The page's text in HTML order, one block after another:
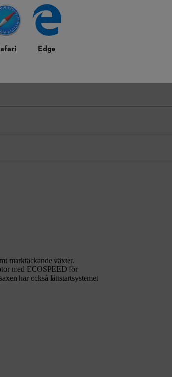
marktäckande växter.
med ECOSPEED för
har också lättstartsystemet
Edge